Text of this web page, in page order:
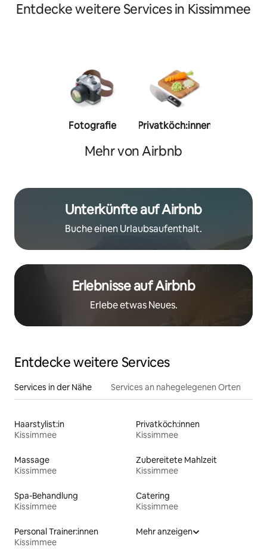
Entdecke weitere Services in Kissimmee
Fotografie Privatköch:innen
Mehr von Airbnb
Unterkünfte auf Airbnb
Buche einen Urlaubsaufenthalt.
Erlebnisse auf Airbnb
Erlebe etwas Neues.
Entdecke weitere Services
Services in der Nähe Services an nahegelegenen Orten
Haarstylist:in
Kissimmee
Privatköch:innen
Kissimmee
Massage
Kissimmee
Zubereitete Mahlzeit
Kissimmee
Spa-Behandlung
Kissimmee
Catering
Kissimmee
Personal Trainer:innen
Kissimmee
Mehr anzeigen